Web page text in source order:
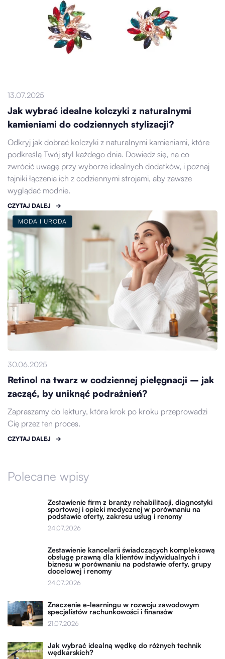
13.07.2025
Jak wybrać idealne kolczyki z naturalnymi
kamieniami do codziennych stylizacji?
Odkryj jak dobrać kolczyki z naturalnymi kamieniami, które
podkreślą Twój styl każdego dnia. Dowiedz się, na co
zwrócić uwagę przy wyborze idealnych dodatków, i poznaj
tajniki łączenia ich z codziennymi strojami, aby zawsze
wyglądać modnie.
CZYTAJ DALEJ
MODA I URODA
30.06.2025
Retinol na twarz w codziennej pielęgnacji – jak
zacząć, by uniknąć podrażnień?
Zapraszamy do lektury, która krok po kroku przeprowadzi
Cię przez ten proces.
CZYTAJ DALEJ
Polecane wpisy
Zestawienie firm z branży rehabilitacji, diagnostyki
sportowej i opieki medycznej w porównaniu na
podstawie oferty, zakresu usług i renomy
24.07.2026
Zestawienie kancelarii świadczących kompleksową
obsługę prawną dla klientów indywidualnych i
biznesu w porównaniu na podstawie oferty, grupy
docelowej i renomy
24.07.2026
Znaczenie e-learningu w rozwoju zawodowym
specjalistów rachunkowości i finansów
21.07.2026
Jak wybrać idealną wędkę do różnych technik
wędkarskich?